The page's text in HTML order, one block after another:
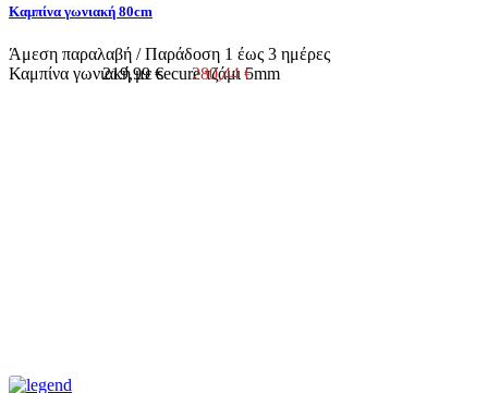
Καμπίνα γωνιακή 80cm
Άμεση παραλαβή / Παράδoση 1 έως 3 ημέρες
219,99 €
280,44 €
Καμπίνα γωνιακή με secure τζάμι 5mm